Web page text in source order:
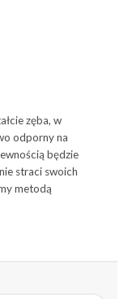
zęba, w
odporny na
będzie
straci swoich
metodą